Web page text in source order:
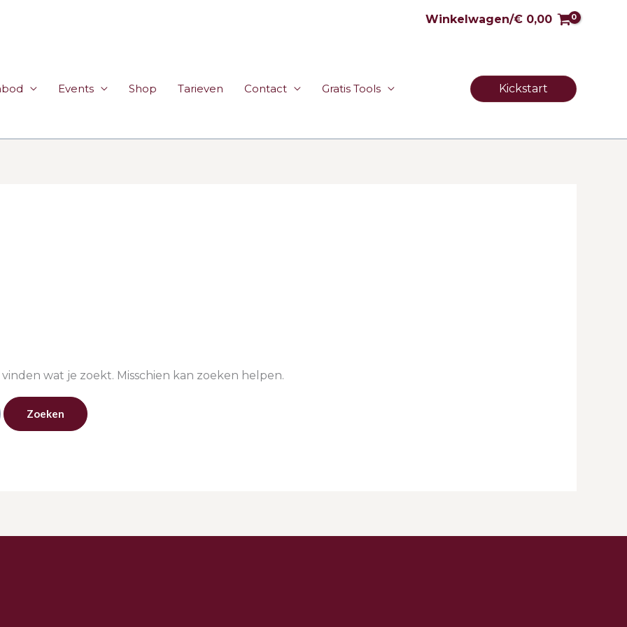
Winkelwagen/€0,00
Events Shop Tarieven Contact Gratis Tools Kickstart
wat je zoekt. Misschien kan zoeken helpen.